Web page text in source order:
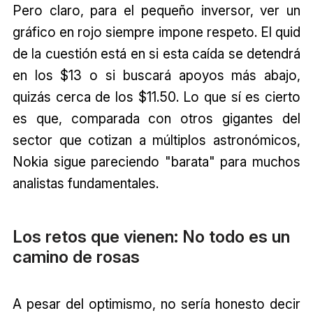
Pero claro, para el pequeño inversor, ver un
gráfico en rojo siempre impone respeto. El quid
de la cuestión está en si esta caída se detendrá
en los $13 o si buscará apoyos más abajo,
quizás cerca de los $11.50. Lo que sí es cierto
es que, comparada con otros gigantes del
sector que cotizan a múltiplos astronómicos,
Nokia sigue pareciendo "barata" para muchos
analistas fundamentales.
Los retos que vienen: No todo es un
camino de rosas
A pesar del optimismo, no sería honesto decir